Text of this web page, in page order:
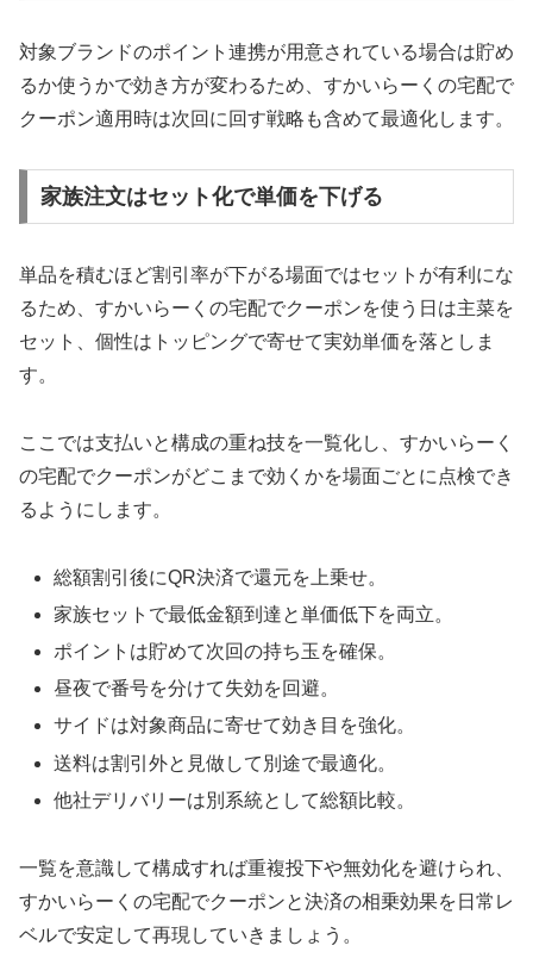
対象ブランドのポイント連携が用意されている場合は貯め
るか使うかで効き方が変わるため、すかいらーくの宅配で
クーポン適用時は次回に回す戦略も含めて最適化します。
家族注文はセット化で単価を下げる
単品を積むほど割引率が下がる場面ではセットが有利にな
るため、すかいらーくの宅配でクーポンを使う日は主菜を
セット、個性はトッピングで寄せて実効単価を落としま
す。
ここでは支払いと構成の重ね技を一覧化し、すかいらーく
の宅配でクーポンがどこまで効くかを場面ごとに点検でき
るようにします。
総額割引後にQR決済で還元を上乗せ。
家族セットで最低金額到達と単価低下を両立。
ポイントは貯めて次回の持ち玉を確保。
昼夜で番号を分けて失効を回避。
サイドは対象商品に寄せて効き目を強化。
送料は割引外と見做して別途で最適化。
他社デリバリーは別系統として総額比較。
一覧を意識して構成すれば重複投下や無効化を避けられ、
すかいらーくの宅配でクーポンと決済の相乗効果を日常レ
ベルで安定して再現していきましょう。